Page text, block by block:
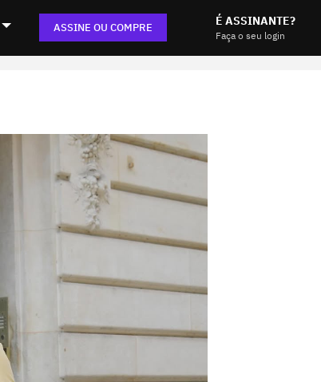
ASSINE OU COMPRE É ASSINANTE?
Faça o seu login